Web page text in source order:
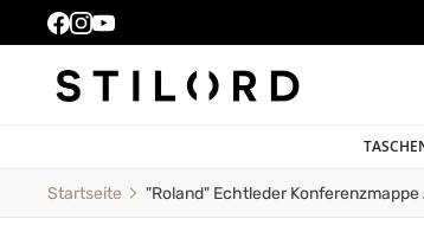
Startseite "Roland" Echtleder